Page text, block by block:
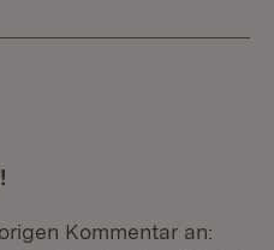
Kommentar an: